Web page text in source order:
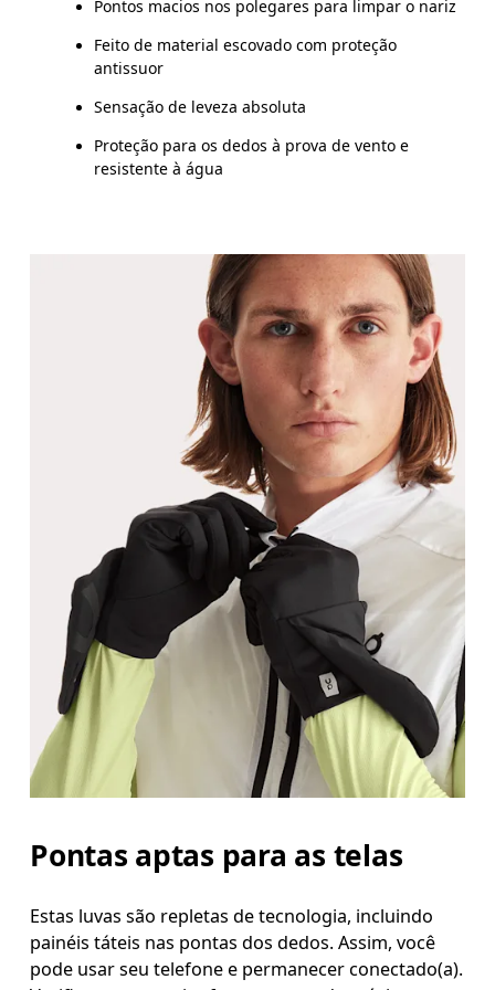
Arraste na horizontal para ver mais
Pontos macios nos polegares para limpar o nariz
Feito de material escovado com proteção
antissuor
Sensação de leveza absoluta
Proteção para os dedos à prova de vento e
resistente à água
Pontas aptas para as telas
Estas luvas são repletas de tecnologia, incluindo
painéis táteis nas pontas dos dedos. Assim, você
pode usar seu telefone e permanecer conectado(a).